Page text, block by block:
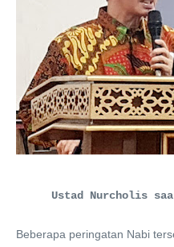
Ustad Nurcholis
Beberapa peringatan Nabi